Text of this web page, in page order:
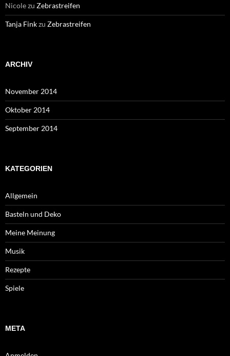
Nicolezu Zebrastreifen
Tanja Finkzu Zebrastreifen
ARCHIV
November 2014
Oktober 2014
September 2014
KATEGORIEN
Allgemein
Basteln und Deko
Meine Meinung
Musik
Rezepte
Spiele
META